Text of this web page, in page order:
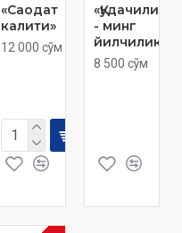
«Саодат
калити»
12 000 сўм
«Қудачилик
- минг
йилчилик»
8 500 сўм